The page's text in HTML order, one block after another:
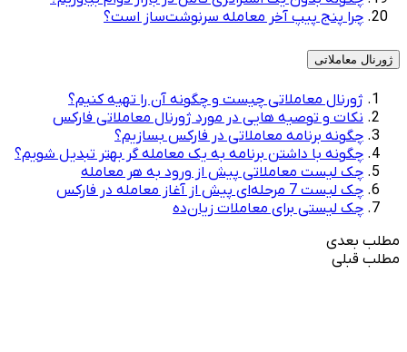
چرا پنج پیپ آخر معامله سرنوشت‌ساز است؟
ژورنال معاملاتی
ژورنال معاملاتی چیست و چگونه آن را تهیه کنیم؟
نکات و توصیه هایی در مورد ژورنال معاملاتی فارکس
چگونه برنامه معاملاتی در فارکس بسازیم؟
چگونه با داشتن برنامه به یک معامله گر بهتر تبدیل شویم؟
چک لیست معاملاتی پیش از ورود به هر معامله
چک لیست 7 مرحله‌ای پیش از آغاز معامله در فارکس
چک لیستی برای معاملات زیان‌ده
مطلب بعدی
مطلب قبلی